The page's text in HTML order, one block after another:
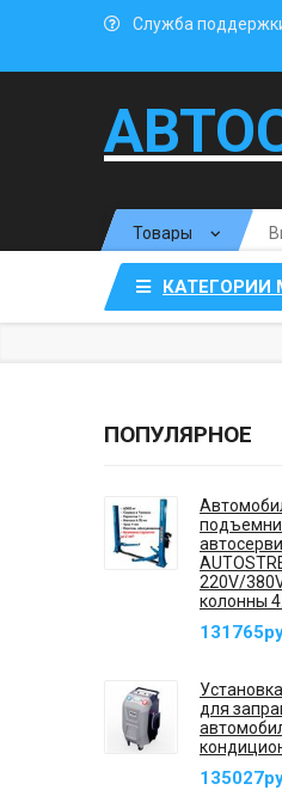
Служба
КАТЕГОРИИ
ПОПУЛЯРНОЕ
220V/
колонны
для